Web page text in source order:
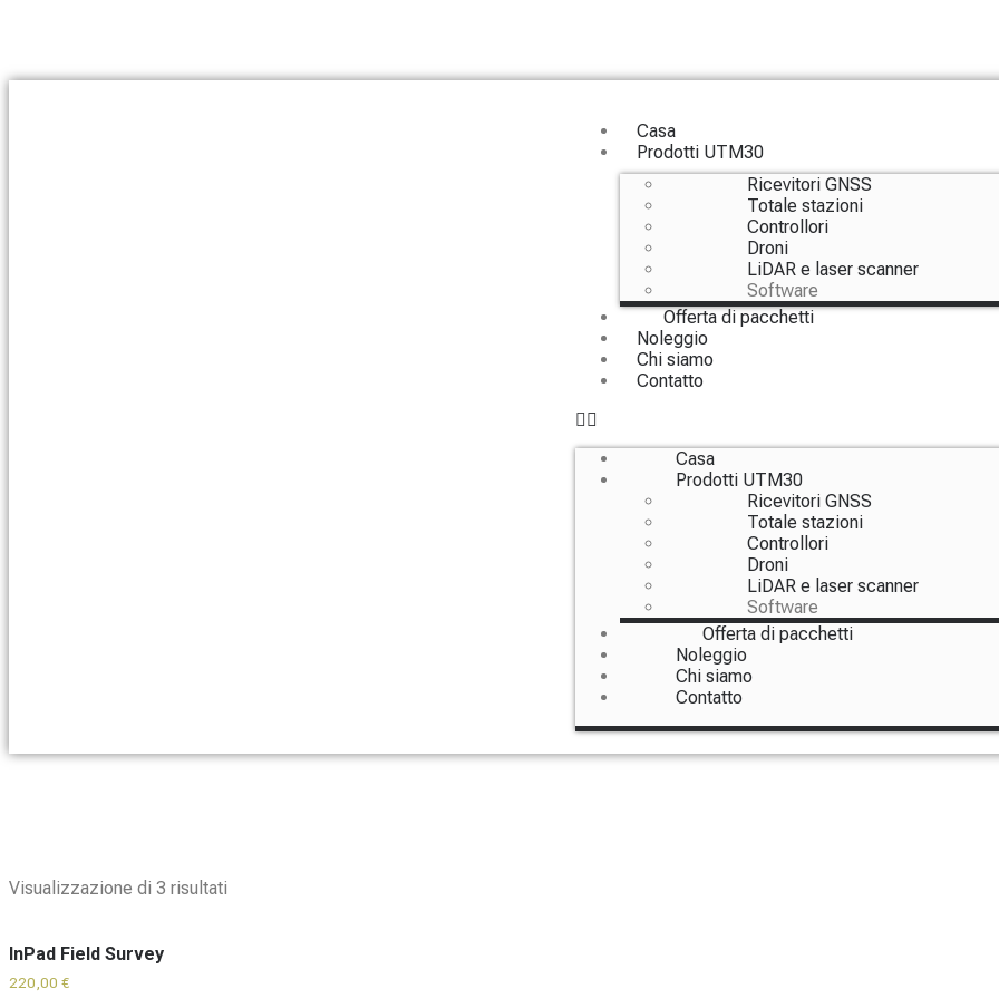
Casa
Prodotti UTM30
Ricevitori GNSS
Totale stazioni
Controllori
Droni
LiDAR e laser scanner
Software
Offerta di pacchetti
Noleggio
Chi siamo
Contatto
Casa
Prodotti UTM30
Ricevitori GNSS
Totale stazioni
Controllori
Droni
LiDAR e laser scanner
Software
Offerta di pacchetti
Noleggio
Chi siamo
Contatto
Visualizzazione di 3 risultati
InPad Field Survey
220,00 €